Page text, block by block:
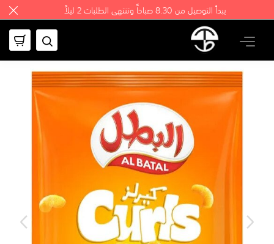
يبدأ التوصيل من 8.30 صباحاً وتنتهي الطلبات 2 ليلاً